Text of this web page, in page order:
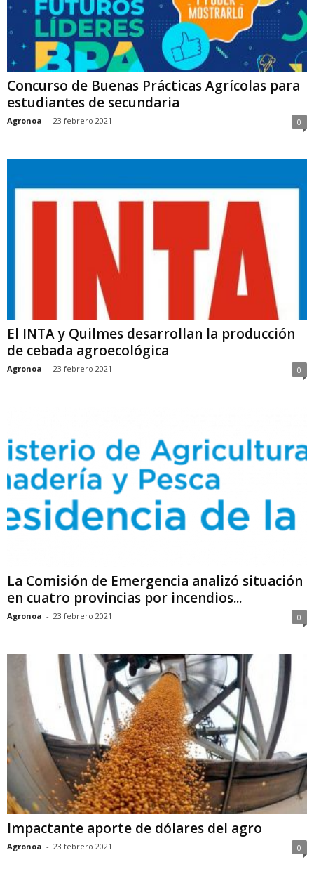
Concurso de Buenas Prácticas Agrícolas para
estudiantes de secundaria
Agronoa - 23 febrero 2021 0
El INTA y Quilmes desarrollan la producción
de cebada agroecológica
Agronoa - 23 febrero 2021 0
La Comisión de Emergencia analizó situación
en cuatro provincias por incendios...
Agronoa - 23 febrero 2021 0
Impactante aporte de dólares del agro
Agronoa - 23 febrero 2021 0